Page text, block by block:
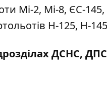
Мі-2, Мі-8, ЄС-145,
Н-125, Н-
ДСНС,